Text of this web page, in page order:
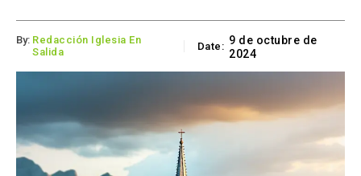
By: Redacción Iglesia En
Salida
Date: 9 de octubre de
2024